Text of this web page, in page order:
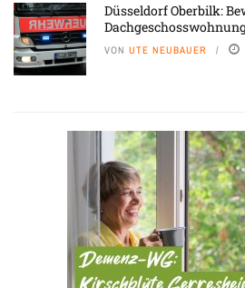
Düsseldorf Oberbilk:
VON UTE NEUBAUER